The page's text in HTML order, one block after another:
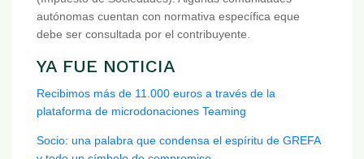
autónomas cuentan con normativa específica eque
debe ser consultada por el contribuyente.
YA FUE NOTICIA
Recibimos más de 11.000 euros a través de la
plataforma de microdonaciones Teaming
Socio: una palabra que condensa el espíritu de GREFA